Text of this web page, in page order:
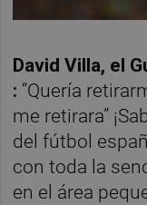
David Villa, el
: “Quería
me retirara”
del fútbol
con toda la
en el área